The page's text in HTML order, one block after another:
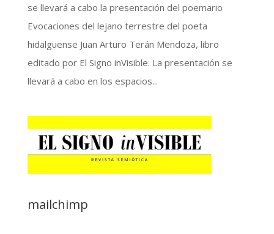
se llevará a cabo la presentación del poemario
Evocaciones del lejano terrestre del poeta
hidalguense Juan Arturo Terán Mendoza, libro
editado por El Signo inVisible. La presentación se
llevará a cabo en los espacios...
mailchimp